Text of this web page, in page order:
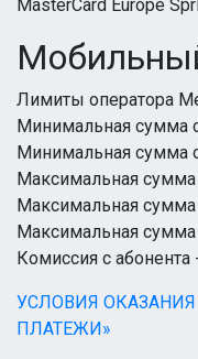
MasterCard Europe
Лимиты оператора
Минимальная сумма
Минимальная сумма
Максимальная
Максимальная
Максимальная
Комиссия с абонента
УСЛОВИЯ
ПЛАТЕЖИ»